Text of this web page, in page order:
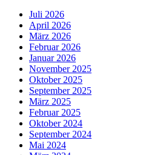
Juli 2026
April 2026
März 2026
Februar 2026
Januar 2026
November 2025
Oktober 2025
September 2025
März 2025
Februar 2025
Oktober 2024
September 2024
Mai 2024